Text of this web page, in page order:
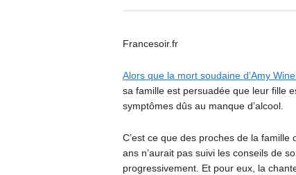
Francesoir.fr
Alors que la mort soudaine d’Amy
sa famille est persuadée que leur fille
symptômes dûs au manque d’alcool.
C’est ce que des proches de la
ans n’aurait pas suivi les conseils de
progressivement. Et pour eux, la